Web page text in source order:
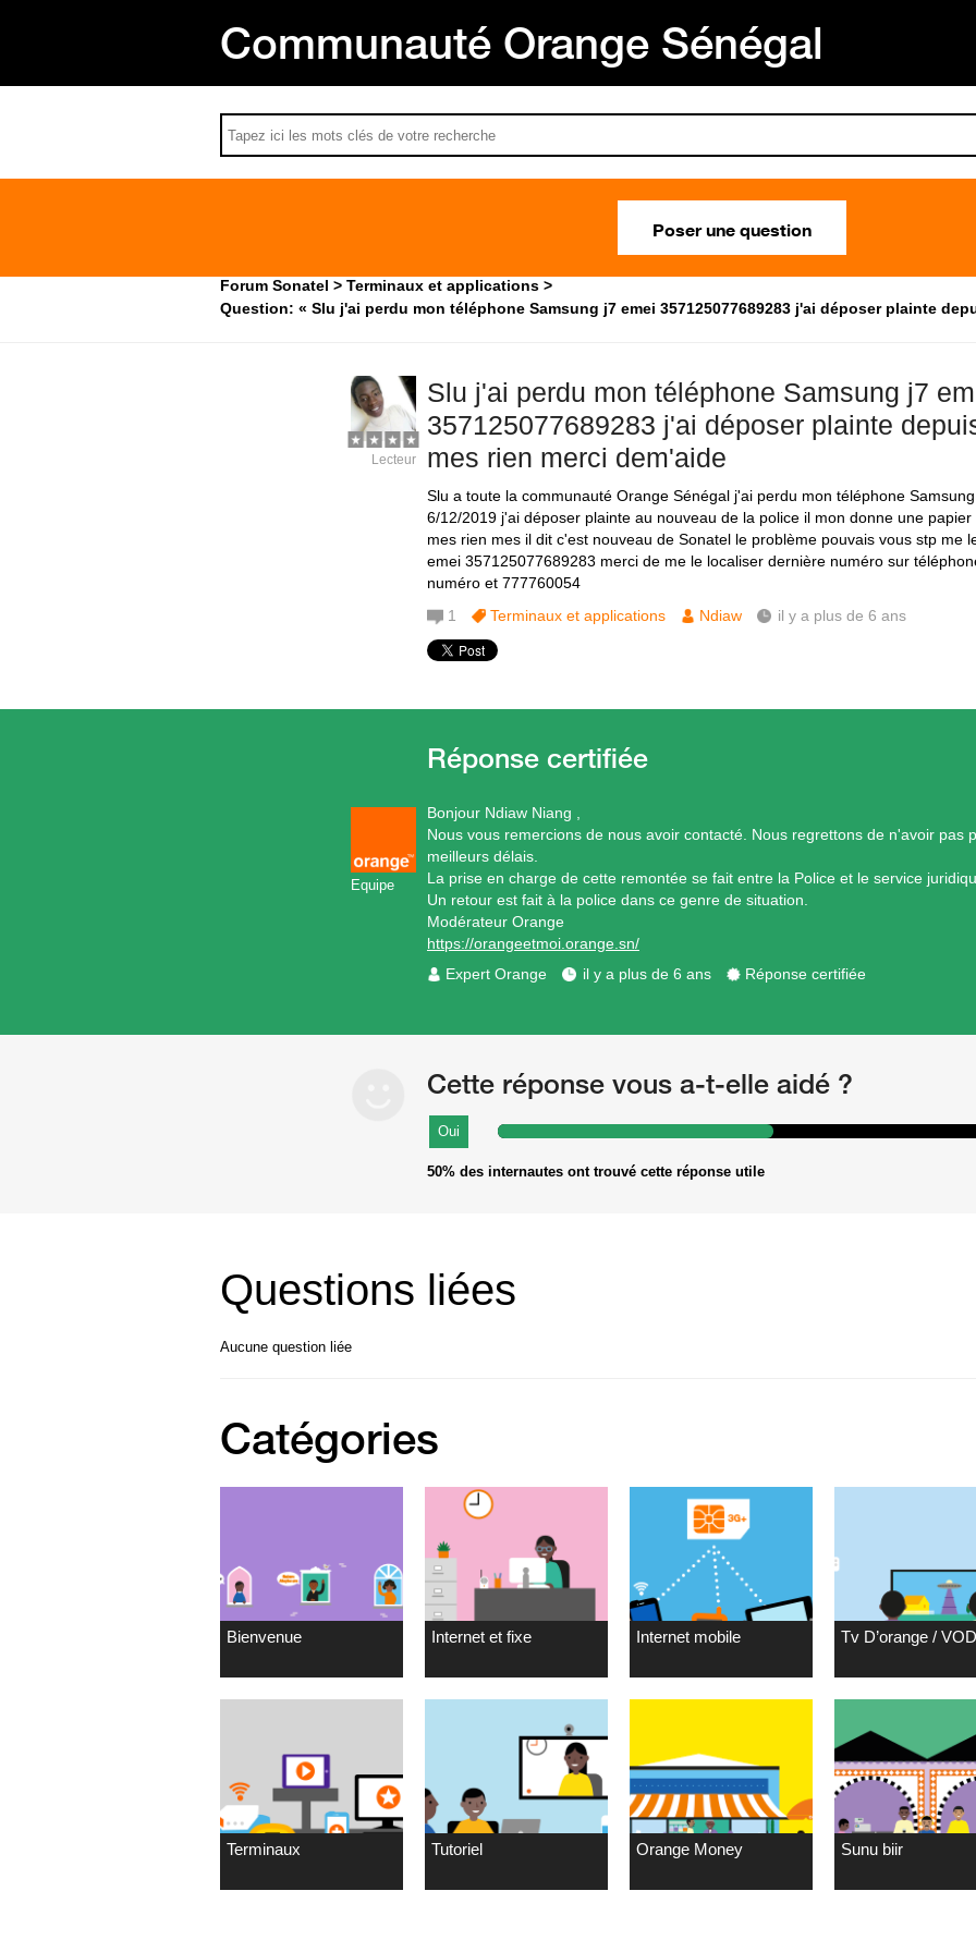
Communauté Orange Sénégal
Poser une question
Forum Sonatel
Terminaux et applications
Question: « Slu j'ai perdu mon téléphone Samsung j7 emei 357125077689283 j'ai déposer plainte
Slu j'ai perdu mon téléphone Samsung j7
357125077689283 j'ai déposer plainte
mes rien merci dem'aide
Slu a toute la communauté Orange Sénégal j'ai perdu mon téléphone
6/12/2019 j'ai déposer plainte au nouveau de la police il mon donne une
mes rien mes il dit c'est nouveau de Sonatel le problème pouvais vous stp me
emei 357125077689283 merci de me le localiser dernière numéro sur
numéro et 777760054
Lecteur
1 Terminaux et applications Ndiaw il y a plus de 6 ans
Equipe
Bonjour Ndiaw Niang ,
Nous vous remercions de nous avoir contacté. Nous regrettons de n'avoir pas
meilleurs délais.
La prise en charge de cette remontée se fait entre la Police et le service
Un retour est fait à la police dans ce genre de situation.
Modérateur Orange
https://orangeetmoi.orange.sn/
Expert Orange
il y a plus de 6 ans Réponse certifiée
Cette réponse vous a-t-elle aidé ?
Oui
50% des internautes ont trouvé cette réponse utile
Questions liées
Aucune question liée
Catégories
Bienvenue Internet et fixe Internet mobile Tv D’orange / VOD
Terminaux Tutoriel Orange Money Sunu biir